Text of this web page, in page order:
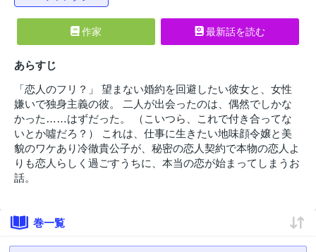
作家 最新話を読む
あらすじ
「恋人のフリ？」 望まない婚約を回避したい彼女と、女性
嫌いで独身主義の彼。 二人が出会ったのは、偶然でしかな
かった……はずだった。 （こいつら、これで付き合ってな
いとか噓だろ？） これは、仕事に生きたい地味顔令嬢と美
貌のワケあり冷徹貴公子が、秘密の恋人契約で本物の恋人よ
りも恋人らしく過ごすうちに、本当の恋が始まってしまうお
話。
巻一覧